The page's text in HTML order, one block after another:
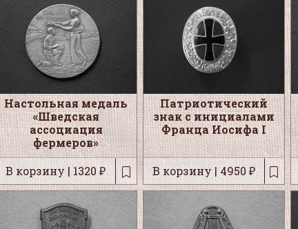
Настольная медаль
«Шведская
ассоциация
фермеров»
В корзину | 1320 ₽
Патриотический
знак с инициалами
Франца Иосифа I
В корзину | 4950 ₽